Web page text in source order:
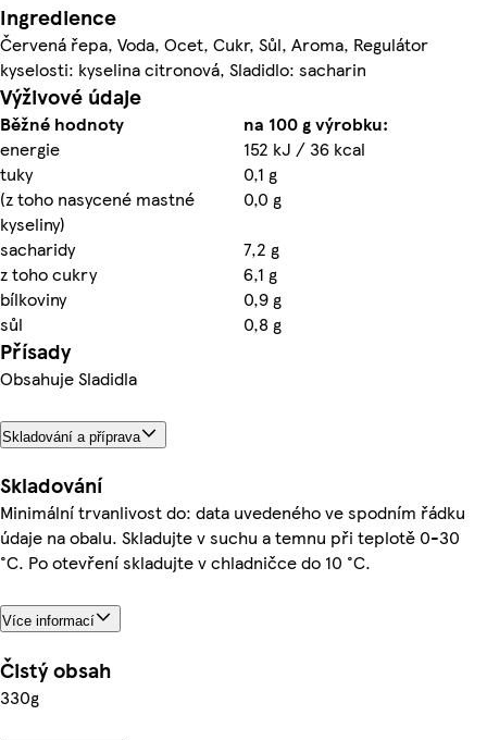
Ingredience
Červená řepa, Voda, Ocet, Cukr, Sůl, Aroma, Regulátor
kyselosti: kyselina citronová, Sladidlo: sacharin
Výživové údaje
Běžné hodnoty
na 100 g výrobku:
energie
152 kJ / 36 kcal
tuky
0,1 g
(z toho nasycené mastné
kyseliny)
0,0 g
sacharidy
7,2 g
z toho cukry
6,1 g
bílkoviny
0,9 g
sůl
0,8 g
Přísady
Obsahuje Sladidla
Skladování a příprava
Skladování
Minimální trvanlivost do: data uvedeného ve spodním řádku
údaje na obalu. Skladujte v suchu a temnu při teplotě 0-30
°C. Po otevření skladujte v chladničce do 10 °C.
Více informací
Čistý obsah
330g